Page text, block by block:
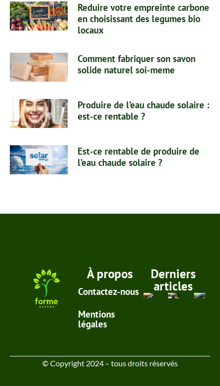
Reduire votre empreinte carbone
en choisissant des legumes bio
locaux
Comment fabriquer son savon
solide naturel soi-meme
Produire de l’eau chaude solaire :
est-ce rentable ?
Est-ce rentable de produire de
l’eau chaude solaire ?
À propos
Contactez-nous
Mentions
légales
Derniers
articles
© Copyright 2024 – tous droits réservés